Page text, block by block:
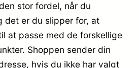
stor fordel, når du
det er du slipper for, at
at passe med de forskellige
Shoppen sender din
hvis du ikke har valgt